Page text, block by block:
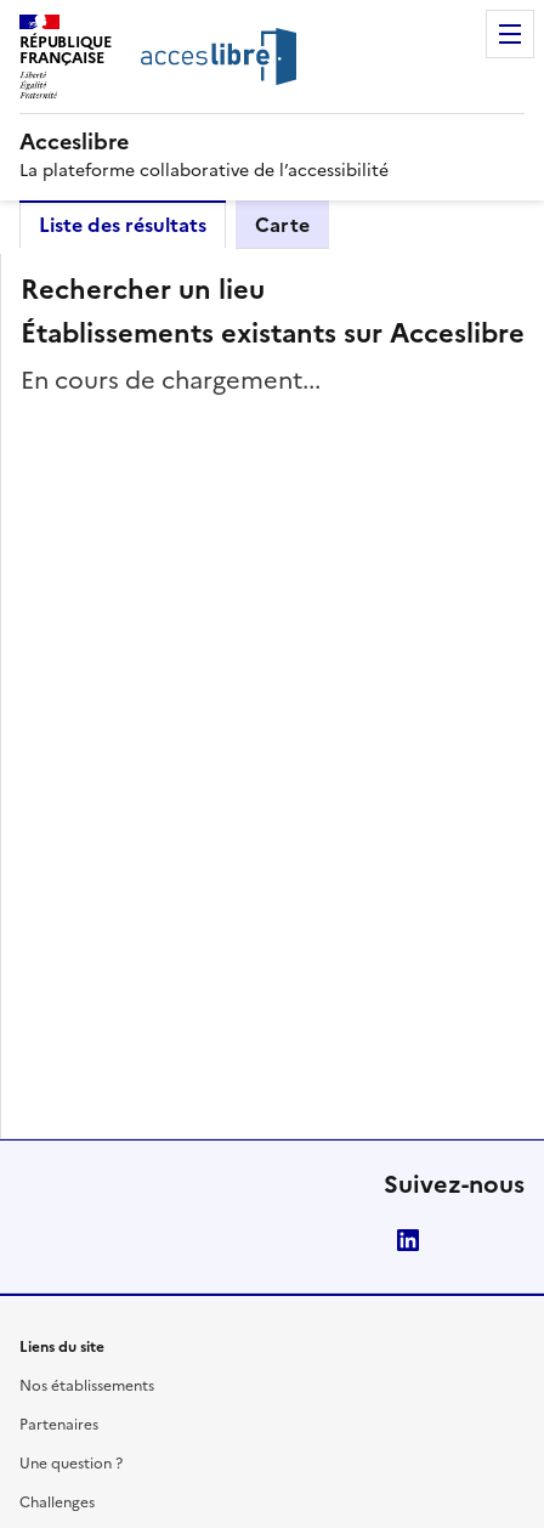
RÉPUBLIQUE
FRANÇAISE
Acceslibre
La plateforme collaborative de l’accessibilité
Liste des résultats Carte
Rechercher un lieu
Établissements existants sur Acceslibre
En cours de chargement...
Suivez-nous
Liens du site
Nos établissements
Partenaires
Une question ?
Challenges